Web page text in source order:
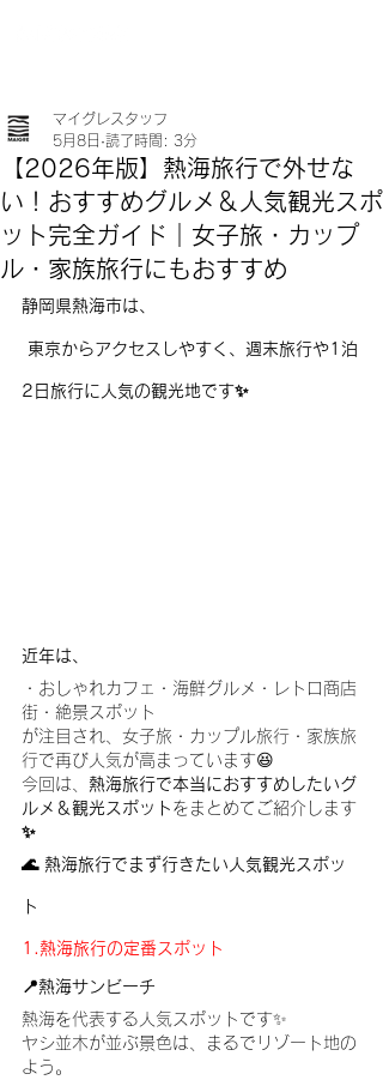
【2026年版】熱海旅行で外せな
い！おすすめグルメ＆人気観光スポ
ット完全ガイド｜女子旅・カップ
ル・家族旅行にもおすすめ
マイグレスタッフ
5月8日 読了時間: 3分
静岡県熱海市は、
2日旅行に人気の観光地です✨
近年は、
・おしゃれカフェ・海鮮グルメ・レトロ商店
街・絶景スポット
が注目され、女子旅・カップル旅行・家族旅
行で再び人気が高まっています😆
今回は、 熱海旅行で本当におすすめしたいグ
ルメ＆観光スポット をまとめてご紹介します
✨
🌊 熱海旅行でまず行きたい人気観光スポッ
ト
1.熱海旅行の定番スポット
📍熱海サンビーチ
熱海を代表する人気スポットです✨
ヤシ並木が並ぶ景色は、まるでリゾート地の
よう。